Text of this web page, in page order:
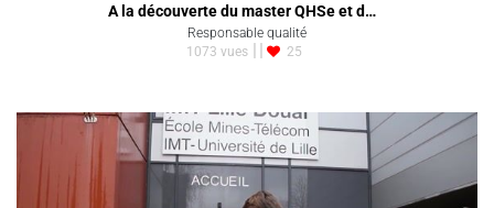
A la découverte du master QHSe et d…
Responsable qualité
1073 vues
25